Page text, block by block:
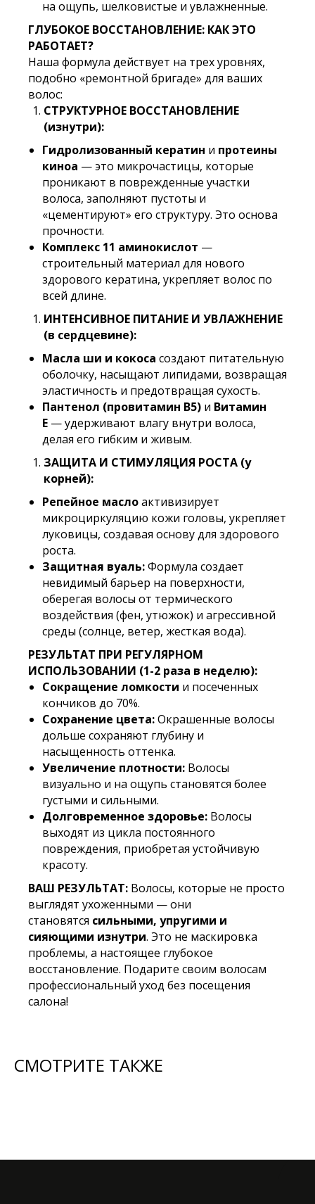
на ощупь, шелковистые и увлажненные.
ГЛУБОКОЕ ВОССТАНОВЛЕНИЕ: КАК ЭТО
РАБОТАЕТ?
Наша формула действует на трех уровнях,
подобно «ремонтной бригаде» для ваших
волос:
СТРУКТУРНОЕ ВОССТАНОВЛЕНИЕ
(изнутри):
Гидролизованный кератин и протеины
киноа — это микрочастицы, которые
проникают в поврежденные участки
волоса, заполняют пустоты и
«цементируют» его структуру. Это основа
прочности.
Комплекс 11 аминокислот —
строительный материал для нового
здорового кератина, укрепляет волос по
всей длине.
ИНТЕНСИВНОЕ ПИТАНИЕ И УВЛАЖНЕНИЕ
(в сердцевине):
Масла ши и кокоса создают питательную
оболочку, насыщают липидами, возвращая
эластичность и предотвращая сухость.
Пантенол (провитамин B5) и Витамин
Е — удерживают влагу внутри волоса,
делая его гибким и живым.
ЗАЩИТА И СТИМУЛЯЦИЯ РОСТА (у
корней):
Репейное маслоактивизирует
микроциркуляцию кожи головы, укрепляет
луковицы, создавая основу для здорового
роста.
Защитная вуаль:Формула создает
невидимый барьер на поверхности,
оберегая волосы от термического
воздействия (фен, утюжок) и агрессивной
среды (солнце, ветер, жесткая вода).
РЕЗУЛЬТАТ ПРИ РЕГУЛЯРНОМ
ИСПОЛЬЗОВАНИИ (1-2 раза в неделю):
Сокращение ломкости и посеченных
кончиков до 70%.
Сохранение цвета:Окрашенные волосы
дольше сохраняют глубину и
насыщенность оттенка.
Увеличение плотности: Волосы
визуально и на ощупь становятся более
густыми и сильными.
Долговременное здоровье: Волосы
выходят из цикла постоянного
повреждения, приобретая устойчивую
красоту.
ВАШ РЕЗУЛЬТАТ: Волосы, которые не просто
выглядят ухоженными — они
становятся сильными, упругими и
сияющими изнутри. Это не маскировка
проблемы, а настоящее глубокое
восстановление. Подарите своим волосам
профессиональный уход без посещения
салона!
СМОТРИТЕ ТАКЖЕ